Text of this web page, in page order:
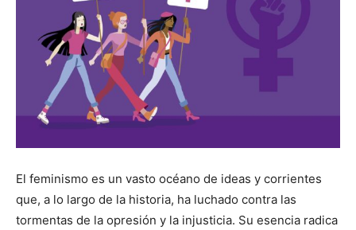
El feminismo es un vasto océano de ideas y corrientes
que, a lo largo de la historia, ha luchado contra las
tormentas de la opresión y la injusticia. Su esencia radica